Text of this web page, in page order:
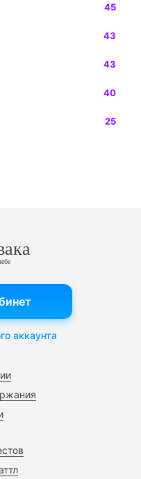
45
43
43
40
25
аккаунта